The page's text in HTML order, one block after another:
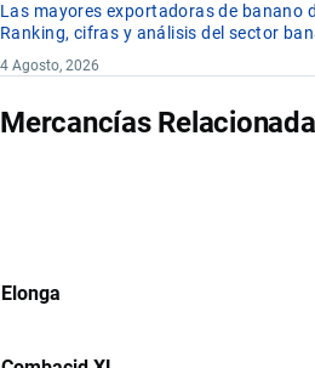
Las mayores exportadoras de banano
Ranking, cifras y análisis del sector
4 Agosto, 2026
Mercancías
Elonga